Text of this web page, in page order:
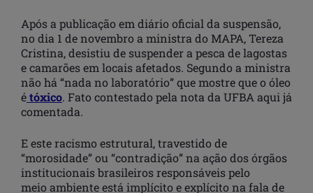
Após a publicação em diário oficial da suspensão,
no dia 1 de novembro a ministra do MAPA, Tereza
Cristina, desistiu de suspender a pesca de lagostas
e camarões em locais afetados. Segundo a ministra
não há “nada no laboratório” que mostre que o óleo
étóxico. Fato contestado pela nota da UFBA aqui já
comentada.
E este racismo estrutural, travestido de
“morosidade” ou “contradição” na ação dos órgãos
institucionais brasileiros responsáveis pelo
meio ambiente está implícito e explícito na fala de